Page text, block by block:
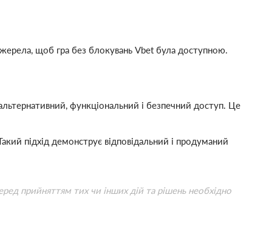
щоб гра без блокувань Vbet була доступною.
функціональний і безпечний доступ. Це
підхід демонструє відповідальний і продуманий
прийняттям тих чи інших дій та рішень необхідно